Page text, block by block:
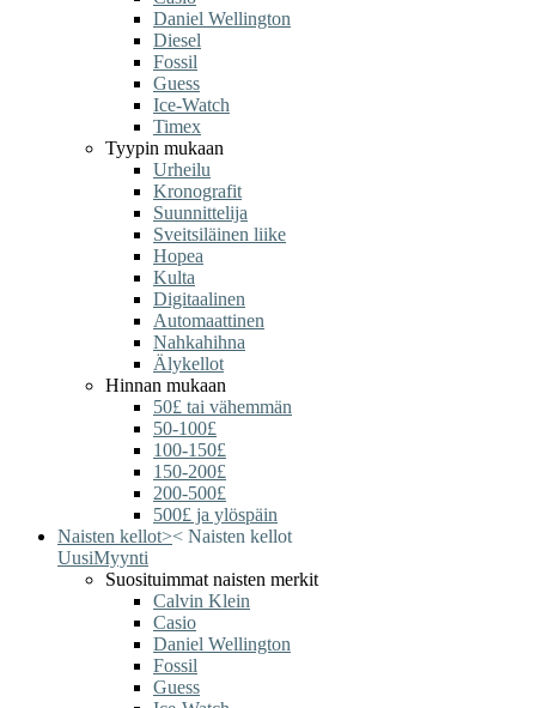
Daniel Wellington
Diesel
Fossil
Guess
Ice-Watch
Timex
Tyypin mukaan
Urheilu
Kronografit
Suunnittelija
Sveitsiläinen liike
Hopea
Kulta
Digitaalinen
Automaattinen
Nahkahihna
Älykellot
Hinnan mukaan
50£ tai vähemmän
50-100£
100-150£
150-200£
200-500£
500£ ja ylöspäin
Naisten kellot>< Naisten kellot
UusiMyynti
Suosituimmat naisten merkit
Calvin Klein
Casio
Daniel Wellington
Fossil
Guess